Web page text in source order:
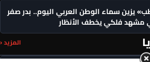
يزين سماء الوطن العربي اليوم.. بدر صفر
مشهد فلكي يخطف الأنظار
المزيد ‹